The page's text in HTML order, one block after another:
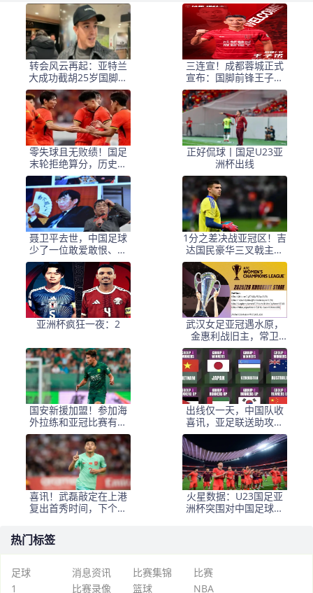
转会风云再起：亚特兰
大成功截胡25岁国脚，
罗马快速锁定18岁新星
前锋
三连宣！成都蓉城正式
宣布：国脚前锋王子铭
加盟球队
零失球且无败绩！国足
末轮拒绝算分，历史首
次进入8强
正好侃球丨国足U23亚
洲杯出线
聂卫平去世，中国足球
少了一位敢爱敢恨、敢
说真话的球迷
1分之差决战亚冠区！吉
达国民豪华三叉戟主场
围剿布赖代，5连杀零封
魔咒延续？
亚洲杯疯狂一夜：2
武汉女足亚冠遇水原，
金惠利战旧主，常卫
魏、外援离队，主场武
体
国安新援加盟！参加海
外拉练和亚冠比赛有困
难，曾在机场被带走
出线仅一天，中国队收
喜讯，亚足联送助攻，
保送4强？
喜讯！武磊敲定在上港
复出首秀时间，下个月
火星数据：U23国足亚
洲杯突围对中国足球的
热门标签
足球 消息资讯 比赛集锦
比赛
1
比赛录像 篮球 NBA